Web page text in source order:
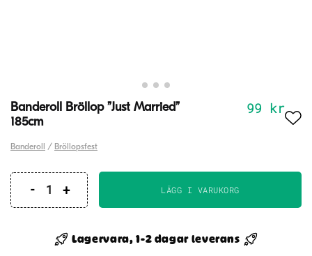
Banderoll Bröllop ”Just Married”
185cm
99 kr
Banderoll / Bröllopsfest
Banderoll
"Just
Married"
LÄGG I VARUKORG
Lagervara, 1-2 dagar leverans